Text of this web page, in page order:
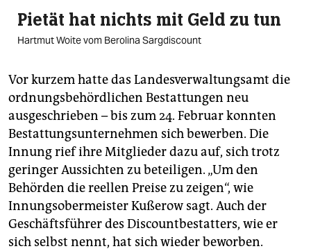
Pietät hat nichts mit Geld zu tun
Hartmut Woite vom Berolina Sargdiscount
Vor kurzem hatte das Landesverwaltungsamt die
ordnungsbehördlichen Bestattungen neu
ausgeschrieben – bis zum 24. Februar konnten
Bestattungsunternehmen sich bewerben. Die
Innung rief ihre Mitglieder dazu auf, sich trotz
geringer Aussichten zu beteiligen. „Um den
Behörden die reellen Preise zu zeigen“, wie
Innungsobermeister Kußerow sagt. Auch der
Geschäftsführer des Discountbestatters, wie er
sich selbst nennt, hat sich wieder beworben.